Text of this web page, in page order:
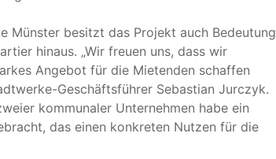
Münster besitzt das Projekt auch Bedeutung
hinaus. „Wir freuen uns, dass wir
Angebot für die Mietenden schaffen
Geschäftsführer Sebastian Jurczyk.
kommunaler Unternehmen habe ein
das einen konkreten Nutzen für die